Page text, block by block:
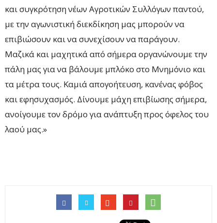
και συγκρότηση νέων Αγροτικών Συλλόγων παντού,
με την αγωνιστική διεκδίκηση μας μπορούν να
επιβιώσουν και να συνεχίσουν να παράγουν.
Μαζικά και μαχητικά από σήμερα οργανώνουμε την
πάλη μας για να βάλουμε μπλόκο στο Μνημόνιο και
τα μέτρα τους. Καμιά απογοήτευση, κανένας φόβος
και εφησυχασμός. Δίνουμε μάχη επιβίωσης σήμερα,
ανοίγουμε τον δρόμο για ανάπτυξη προς όφελος του
λαού μας.»